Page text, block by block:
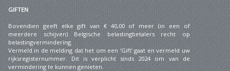
GIFTEN
Bovendien geeft elke gift van € 40,00 of meer (in een of
meerdere schijven) Belgische belastingbetalers recht op
belastingvermindering.
Vermeld in de melding dat het om een ‘Gift’ gaat en vermeld uw
rijksregisternummer. Dit is verplicht sinds 2024 om van de
vermindering te kunnen genieten.